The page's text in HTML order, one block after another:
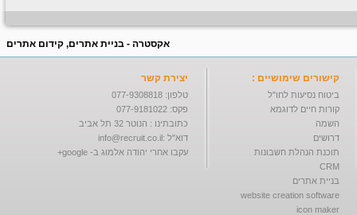
אקסטרה - בניית אתרים, קידום אתרים
קישורים שימושיים :
ביטוח נסיעות לחו"ל
קורות חיים לדוגמא
השמה
דרושים
תוכנת הנהלת חשבונות
CRM
בניית אתרים
website creation software
icon maker
יצירת קשר
טלפון: 077-9308818
פקס: 077-9181022
כתובתינו : הנוטר 32 תל אביב
דוא"ל :info@recruit.co.il
עקבו אחרי יהודה אלמוג ב- google+